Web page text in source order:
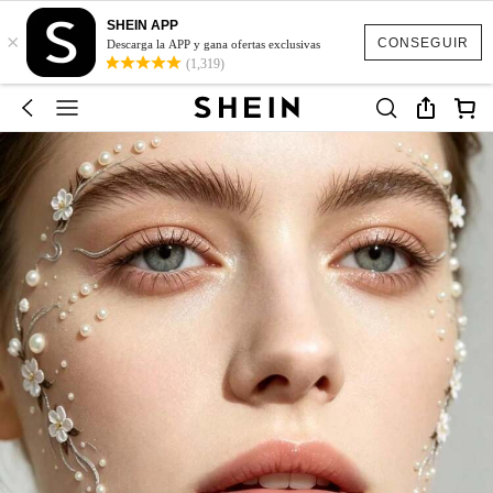
CONSEGUIR
×
SHEIN APP
Descarga la APP y gana ofertas exclusivas
(1,319)